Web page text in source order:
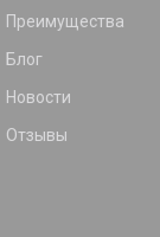
Преимущества
Блог
Новости
Отзывы